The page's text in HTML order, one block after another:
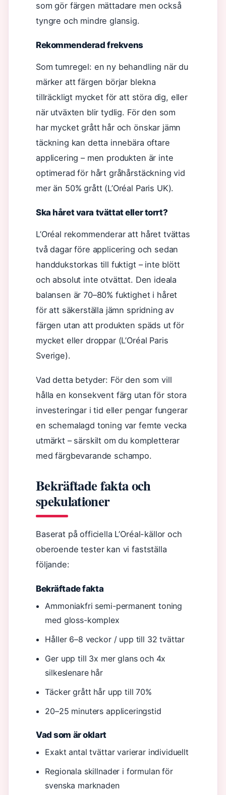
som gör färgen mättadare men också
tyngre och mindre glansig.
Rekommenderad frekvens
Som tumregel: en ny behandling när du
märker att färgen börjar blekna
tillräckligt mycket för att störa dig, eller
när utväxten blir tydlig. För den som
har mycket grått hår och önskar jämn
täckning kan detta innebära oftare
applicering – men produkten är inte
optimerad för hårt gråhårstäckning vid
mer än 50% grått (L’Oréal Paris UK).
Ska håret vara tvättat eller torrt?
L’Oréal rekommenderar att håret tvättas
två dagar före applicering och sedan
handdukstorkas till fuktigt – inte blött
och absolut inte otvättat. Den ideala
balansen är 70–80% fuktighet i håret
för att säkerställa jämn spridning av
färgen utan att produkten späds ut för
mycket eller droppar (L’Oréal Paris
Sverige).
Vad detta betyder: För den som vill
hålla en konsekvent färg utan för stora
investeringar i tid eller pengar fungerar
en schemalagd toning var femte vecka
utmärkt – särskilt om du kompletterar
med färgbevarande schampo.
Bekräftade fakta och
spekulationer
Baserat på officiella L’Oréal-källor och
oberoende tester kan vi fastställa
följande:
Bekräftade fakta
Ammoniakfri semi-permanent toning
med gloss-komplex
Håller 6–8 veckor / upp till 32 tvättar
Ger upp till 3x mer glans och 4x
silkeslenare hår
Täcker grått hår upp till 70%
20–25 minuters appliceringstid
Vad som är oklart
Exakt antal tvättar varierar individuellt
Regionala skillnader i formulan för
svenska marknaden